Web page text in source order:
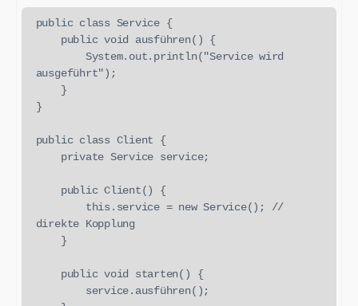
public class Service {
ausgeführt");
}
public class Client {
direkte Kopplung